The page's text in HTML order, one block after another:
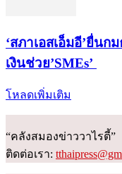
‘สภาเอสเอ็มอี’ยื่น
เงินช่วย’SMEs’
โหลดเพิ่มเติม
“คลังสมองข่าววาไรตี้”
ติดต่อเรา: